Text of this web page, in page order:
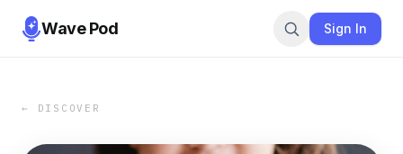
Wave Pod Sign In
← DISCOVER